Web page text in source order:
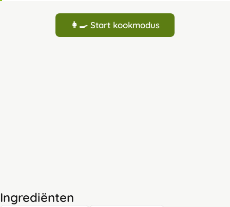
👩‍🍳 Start kookmodus
Ingrediënten